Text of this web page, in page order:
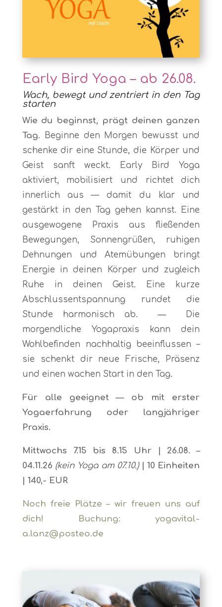
Early Bird Yoga – ab 26.08.
Wach, bewegt und zentriert in den Tag
starten
Wie du beginnst, prägt deinen ganzen
Tag. Beginne den Morgen bewusst und
schenke dir eine Stunde, die Körper und
Geist sanft weckt. Early Bird Yoga
aktiviert, mobilisiert und richtet dich
innerlich aus — damit du klar und
gestärkt in den Tag gehen kannst. Eine
ausgewogene Praxis aus fließenden
Bewegungen, Sonnengrüßen, ruhigen
Dehnungen und Atemübungen bringt
Energie in deinen Körper und zugleich
Ruhe in deinen Geist. Eine kurze
Abschlussentspannung rundet die
Stunde harmonisch ab.—Die
morgendliche Yogapraxis kann dein
Wohlbefinden nachhaltig beeinflussen –
sie schenkt dir neue Frische, Präsenz
und einen wachen Start in den Tag.
Für alle geeignet — ob mit erster
Yogaerfahrung oder langjähriger
Praxis.
Mittwochs 7.15 bis 8.15 Uhr | 26.08. –
04.11.26 (kein Yoga am 07.10.)
| 10 Einheiten
| 140,- EUR
Noch freie Plätze – wir freuen uns auf
dich! Buchung: yogavital-
a.lanz@posteo.de